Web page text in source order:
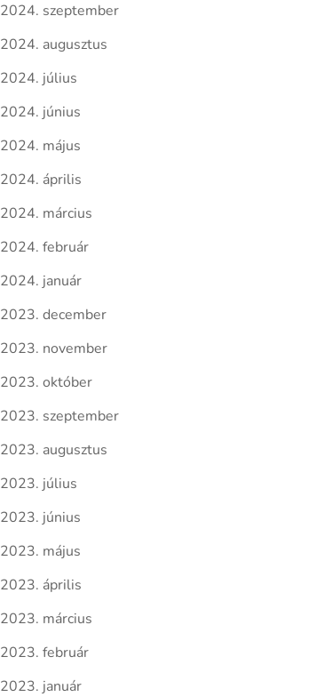
2024. szeptember
2024. augusztus
2024. július
2024. június
2024. május
2024. április
2024. március
2024. február
2024. január
2023. december
2023. november
2023. október
2023. szeptember
2023. augusztus
2023. július
2023. június
2023. május
2023. április
2023. március
2023. február
2023. január